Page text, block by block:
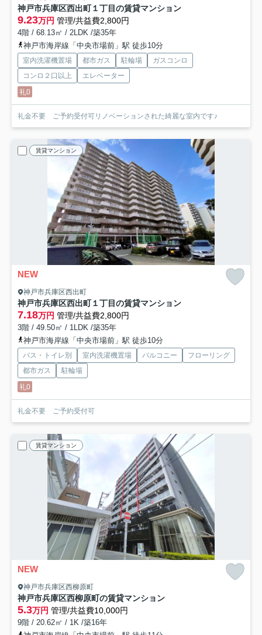
神戸市兵庫区西出町１丁目の賃貸マンション
9.23万円 管理/共益費2,800円
4階 / 68.13㎡ / 2LDK /築35年
神戸市海岸線「中央市場前」駅 徒歩10分
室内洗濯機置場 都市ガス 駐輪場
ガスコンロ
コンロ２口以上
エレベーター
礼0
礼金不要 ご予約受付可リノベーションされた綺麗な室内です♪
賃貸マンション
NEW
神戸市兵庫区西出町
神戸市兵庫区西出町１丁目の賃貸マンション
7.18万円 管理/共益費2,800円
3階 / 49.50㎡ / 1LDK /築35年
神戸市海岸線「中央市場前」駅 徒歩10分
バス・トイレ別 室内洗濯機置場 バルコニー
フローリング
都市ガス
駐輪場
礼0
礼金不要 ご予約受付可
賃貸マンション
NEW
神戸市兵庫区西柳原町
神戸市兵庫区西柳原町の賃貸マンション
5.3万円 管理/共益費10,000円
9階 / 20.62㎡ / 1K /築16年